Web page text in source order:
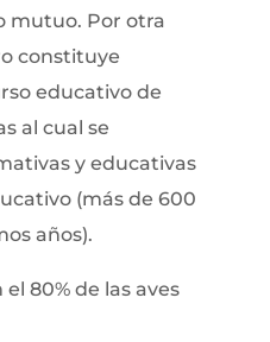
mutuo. Por otra
constituye
educativo de
al cual se
y educativas
(más de 600
años).
80% de las aves